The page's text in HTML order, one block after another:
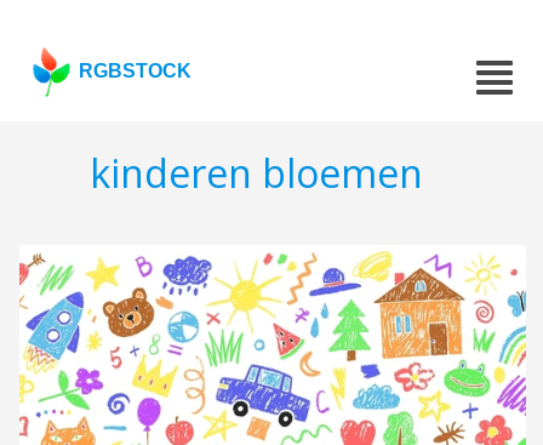
RGBSTOCK
kinderen bloemen